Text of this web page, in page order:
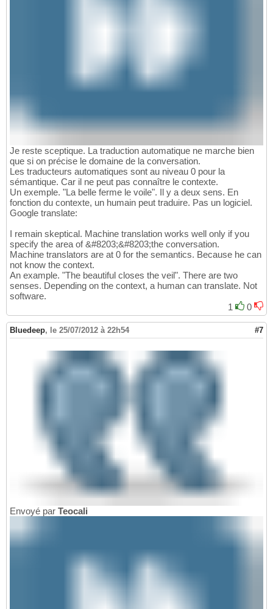
Je reste sceptique. La traduction automatique ne marche bien
que si on précise le domaine de la conversation.
Les traducteurs automatiques sont au niveau 0 pour la
sémantique. Car il ne peut pas connaître le contexte.
Un exemple. "La belle ferme le voile". Il y a deux sens. En
fonction du contexte, un humain peut traduire. Pas un logiciel.
Google translate:
I remain skeptical. Machine translation works well only if you
specify the area of &#8203;&#8203;the conversation.
Machine translators are at 0 for the semantics. Because he can
not know the context.
An example. "The beautiful closes the veil". There are two
senses. Depending on the context, a human can translate. Not
software.
1
0
Bluedeep, le 25/07/2012 à 22h54 #7
Envoyé par Teocali